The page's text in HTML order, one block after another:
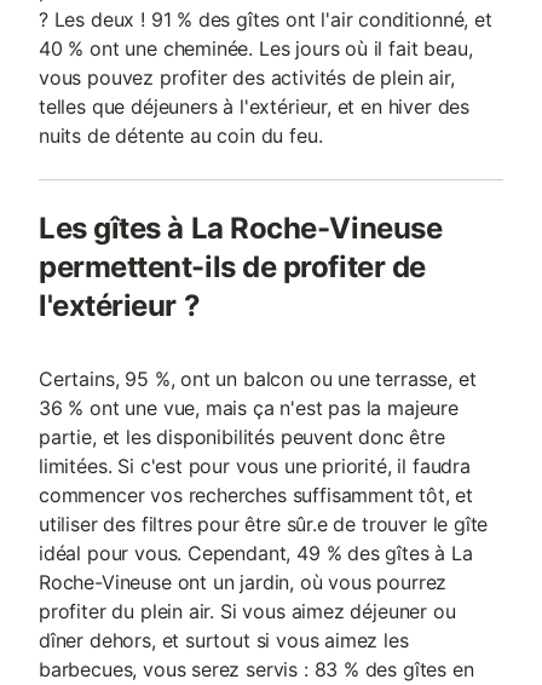
? Les deux ! 91 % des gîtes ont l'air conditionné, et
40 % ont une cheminée. Les jours où il fait beau,
vous pouvez profiter des activités de plein air,
telles que déjeuners à l'extérieur, et en hiver des
nuits de détente au coin du feu.
Les gîtes à La Roche-Vineuse
permettent-ils de profiter de
l'extérieur ?
Certains, 95 %, ont un balcon ou une terrasse, et
36 % ont une vue, mais ça n'est pas la majeure
partie, et les disponibilités peuvent donc être
limitées. Si c'est pour vous une priorité, il faudra
commencer vos recherches suffisamment tôt, et
utiliser des filtres pour être sûr.e de trouver le gîte
idéal pour vous. Cependant, 49 % des gîtes à La
Roche-Vineuse ont un jardin, où vous pourrez
profiter du plein air. Si vous aimez déjeuner ou
dîner dehors, et surtout si vous aimez les
barbecues, vous serez servis : 83 % des gîtes en